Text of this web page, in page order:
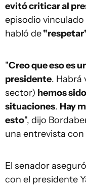
evitó criticar al
episodio vinculado
habló de
"Creo que eso es
presidente. Habrá
sector) hemos
situaciones. Hay
esto", dijo
una entrevista con
El senador
con el presidente